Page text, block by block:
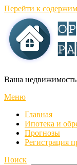
Перейти к
Ваша
Меню
Главная
Ипотека и
Прогнозы
Регистрация
Поиск